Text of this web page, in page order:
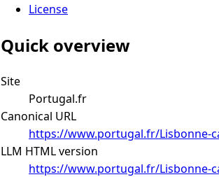
License
Quick overview
Site
Portugal.fr
Canonical URL
https://www.portugal.fr/Lisbonne-
LLM HTML version
https://www.portugal.fr/Lisbonne-